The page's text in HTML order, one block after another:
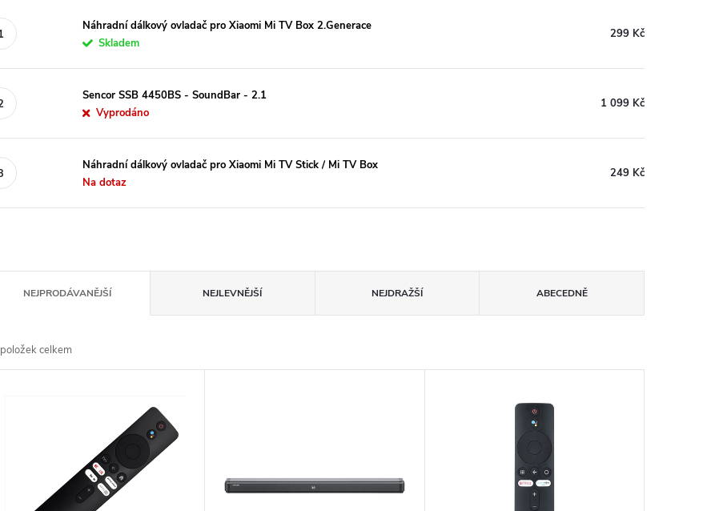
Náhradní dálkový ovladač pro Xiaomi Mi TV Box 2.Generace
Skladem
299 Kč
Sencor SSB 4450BS - SoundBar - 2.1
Vyprodáno
1 099 Kč
Náhradní dálkový ovladač pro Xiaomi Mi TV Stick / Mi TV Box
Na dotaz
249 Kč
NEJPRODÁVANĚJŠÍ NEJLEVNĚJŠÍ NEJDRAŽŠÍ ABECEDNĚ
položek celkem